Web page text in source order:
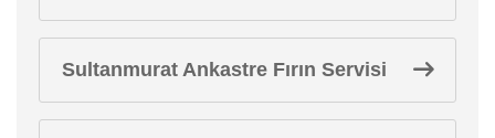
Sultanmurat Ankastre Fırın Servisi